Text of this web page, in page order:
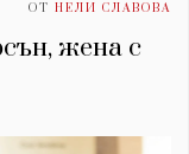
ОТ НЕЛИ СЛАВОВА
жена с